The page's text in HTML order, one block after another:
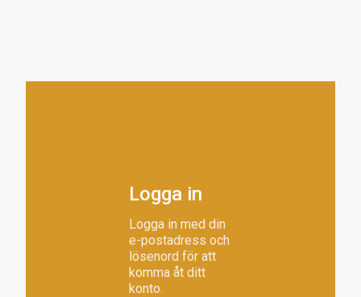
Logga in
Logga in med din
e-postadress och
lösenord för att
komma åt ditt
konto.